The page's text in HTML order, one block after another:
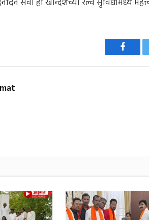
सेवा ही खान्देशच्या रेल्वे सुविधांमध्ये